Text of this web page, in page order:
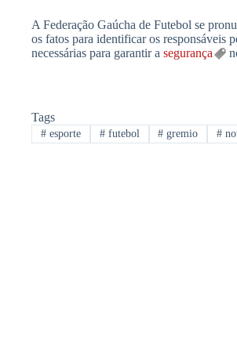
A Federação Gaúcha de Futebol se
os fatos para identificar os responsáveis
necessárias para garantir a segurança
Tags
#esporte #futebol # gremio #